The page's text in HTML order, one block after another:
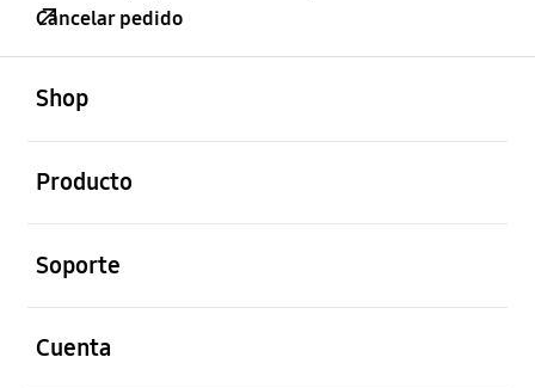
Cancelar pedido
Shop
Producto
Soporte
Cuenta